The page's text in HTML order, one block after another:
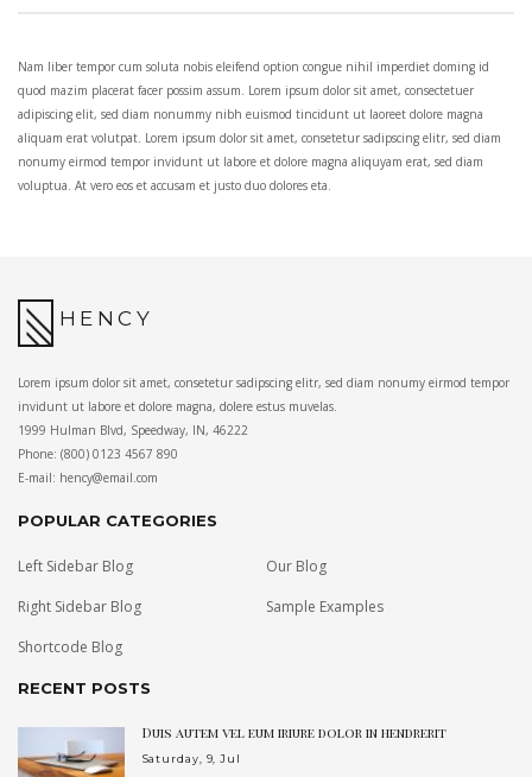
Nam liber tempor cum soluta nobis eleifend option congue nihil imperdiet doming id
quod mazim placerat facer possim assum. Lorem ipsum dolor sit amet, consectetuer
adipiscing elit, sed diam nonummy nibh euismod tincidunt ut laoreet dolore magna
aliquam erat volutpat. Lorem ipsum dolor sit amet, consetetur sadipscing elitr, sed diam
nonumy eirmod tempor invidunt ut labore et dolore magna aliquyam erat, sed diam
voluptua. At vero eos et accusam et justo duo dolores eta.
HENCY
Lorem ipsum dolor sit amet, consetetur sadipscing elitr, sed diam nonumy eirmod tempor
invidunt ut labore et dolore magna, dolere estus muvelas.
1999 Hulman Blvd, Speedway, IN, 46222
Phone: (800) 0123 4567 890
E-mail: hency@email.com
POPULAR CATEGORIES
Left Sidebar Blog
Our Blog
Right Sidebar Blog
Sample Examples
Shortcode Blog
RECENT POSTS
Duis autem vel eum iriure dolor in hendrerit
Saturday, 9, Jul